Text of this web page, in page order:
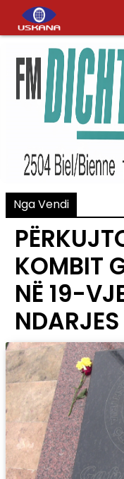
Nga Vendi
KOMBIT
NË 19-